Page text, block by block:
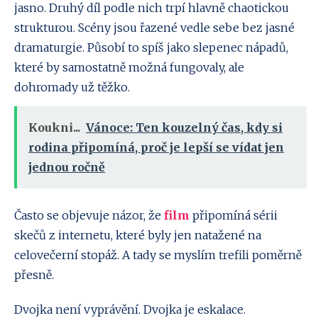
jasno. Druhý díl podle nich trpí hlavně chaotickou
strukturou. Scény jsou řazené vedle sebe bez jasné
dramaturgie. Působí to spíš jako slepenec nápadů,
které by samostatně možná fungovaly, ale
dohromady už těžko.
Koukni... Vánoce: Ten kouzelný čas, kdy si
rodina připomíná, proč je lepší se vídat jen
jednou ročně
Často se objevuje názor, že film připomíná sérii
skečů z internetu, které byly jen natažené na
celovečerní stopáž. A tady se myslím trefili poměrně
přesně.
Dvojka není vyprávění. Dvojka je eskalace.